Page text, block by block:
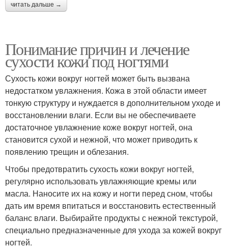
читать дальше →
Понимание причин и лечение
сухости кожи под ногтями
Сухость кожи вокруг ногтей может быть вызвана
недостатком увлажнения. Кожа в этой области имеет
тонкую структуру и нуждается в дополнительном уходе и
восстановлении влаги. Если вы не обеспечиваете
достаточное увлажнение коже вокруг ногтей, она
становится сухой и нежной, что может приводить к
появлению трещин и облезания.
Чтобы предотвратить сухость кожи вокруг ногтей,
регулярно использовать увлажняющие кремы или
масла. Наносите их на кожу и ногти перед сном, чтобы
дать им время впитаться и восстановить естественный
баланс влаги. Выбирайте продукты с нежной текстурой,
специально предназначенные для ухода за кожей вокруг
ногтей.